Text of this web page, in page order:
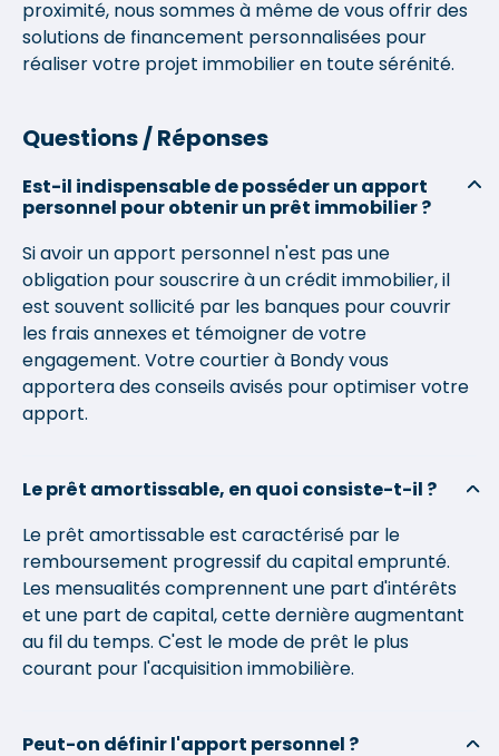
proximité, nous sommes à même de vous offrir des
solutions de financement personnalisées pour
réaliser votre projet immobilier en toute sérénité.
Questions / Réponses
Est-il indispensable de posséder un apport
personnel pour obtenir un prêt immobilier ?
Si avoir un apport personnel n'est pas une
obligation pour souscrire à un crédit immobilier, il
est souvent sollicité par les banques pour couvrir
les frais annexes et témoigner de votre
engagement. Votre courtier à Bondy vous
apportera des conseils avisés pour optimiser votre
apport.
Le prêt amortissable, en quoi consiste-t-il ?
Le prêt amortissable est caractérisé par le
remboursement progressif du capital emprunté.
Les mensualités comprennent une part d'intérêts
et une part de capital, cette dernière augmentant
au fil du temps. C'est le mode de prêt le plus
courant pour l'acquisition immobilière.
Peut-on définir l'apport personnel ?